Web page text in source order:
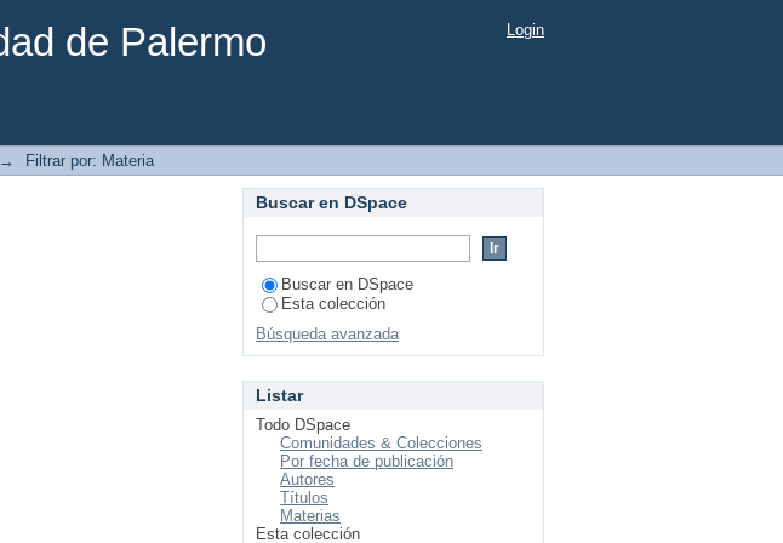
de Palermo Login
→ Filtrar por: Materia
Buscar en DSpace
Buscar en DSpace
Esta colección
Búsqueda avanzada
Listar
Todo DSpace
Comunidades & Colecciones
Por fecha de publicación
Autores
Títulos
Materias
Esta colección